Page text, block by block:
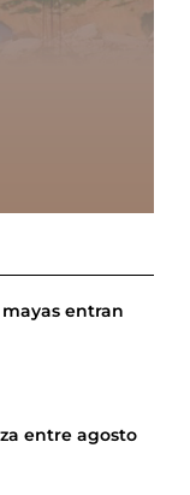
entran
entre agosto